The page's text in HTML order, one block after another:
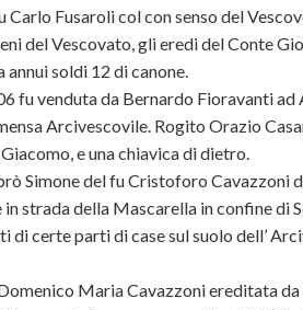
Carlo Fusaroli col con senso del
del Vescovato, gli eredi del Conte
annui soldi 12 di canone.
fu venduta da Bernardo Fioravanti ad
Arcivescovile. Rogito Orazio
e una chiavica di dietro.
Simone del fu Cristoforo Cavazzoni
in strada della Mascarella in confine di
di certe parti di case sul suolo dell’
Maria Cavazzoni ereditata